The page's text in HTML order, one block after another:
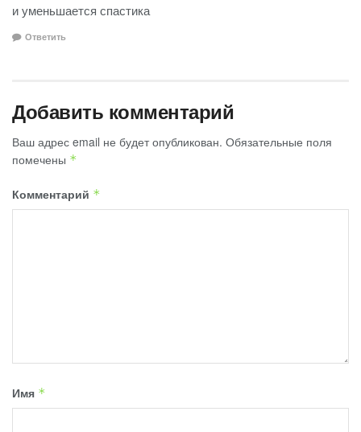
и уменьшается спастика
Ответить
Добавить комментарий
Ваш адрес email не будет опубликован. Обязательные поля
помечены *
Комментарий *
Имя *